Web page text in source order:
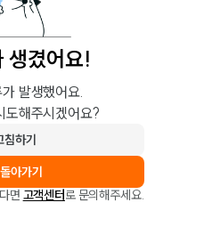
생겼어요!
발생했어요.
도해주시겠어요?
침하기
아가기
면 고객센터로 문의해주세요.